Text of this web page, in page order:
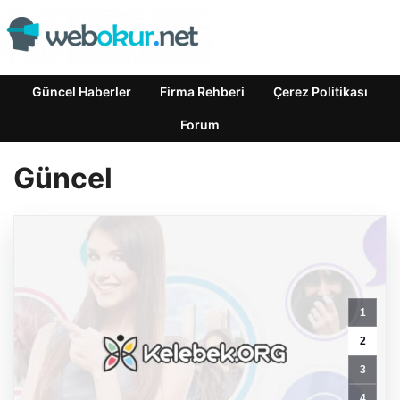
Güncel Haberler Firma Rehberi Çerez Politikası
Forum
Güncel
1
2
3
Samsunspor